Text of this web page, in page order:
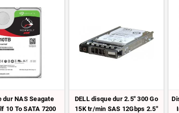
dur NAS Seagate
10 To SATA 7200
DELL disque dur 2.5" 300 Go
15K tr/min SAS 12Gbps 2.5"